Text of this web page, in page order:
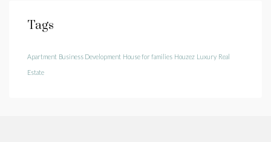
Tags
Apartment Business Development House for families Houzez Luxury Real
Estate